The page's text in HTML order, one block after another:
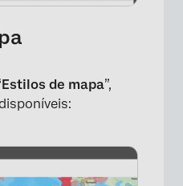
×
de mapa”,